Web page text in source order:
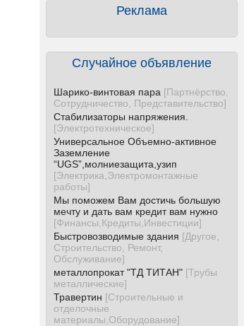
Реклама
Случайное объявление
Шарико-винтовая пара [Партнёрство,
Сотрудничество, Представительство]
Стабилизаторы напряжения.
[Электротехническое]
Универсальное Объемно-активное
Заземление
“UGS”,молниезащита,узип
[Электрика,Электромонтажные
работы]
Мы поможем Вам достичь большую
мечту и дать вам кредит вам нужно
[Финансы,Кредиты,Инвестиции]
Быстровозводимые здания [Другое,
Строительство, Ремонт,
Обслуживание]
металлопрокат "ТД ТИТАН" [Трубы
металлические]
Травертин [Строительные и
отделочные
материалы,Оборудование]